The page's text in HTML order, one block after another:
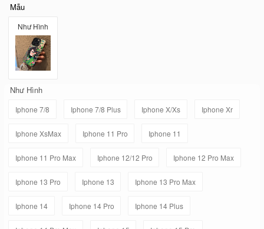
Mẫu
Như Hình
Như Hình
Iphone 7/8 Iphone 7/8 Plus Iphone X/Xs Iphone Xr
Iphone XsMax Iphone 11 Pro Iphone 11
Iphone 11 Pro Max Iphone 12/12 Pro Iphone 12 Pro Max
Iphone 13 Pro Iphone 13 Iphone 13 Pro Max
Iphone 14 Iphone 14 Pro Iphone 14 Plus